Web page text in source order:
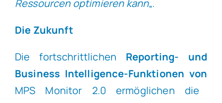
Ressourcen optimieren kann„.
Die Zukunft
Die fortschrittlichen Reporting- und
Business Intelligence-Funktionen von
MPS Monitor 2.0
ermöglichen die